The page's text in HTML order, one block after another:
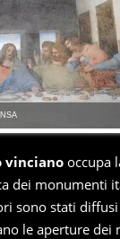
vincianooccupa
dei monumenti
sono stati
le aperture dei